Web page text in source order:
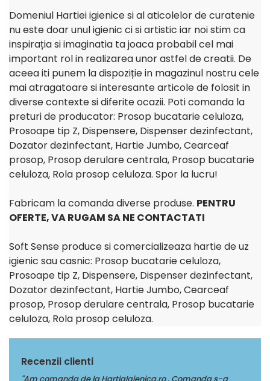
Domeniul Hartiei igienice si al aticolelor de curatenie
nu este doar unul igienic ci si artistic iar noi stim ca
inspirația si imaginatia ta joaca probabil cel mai
important rol in realizarea unor astfel de creatii. De
aceea iti punem la dispoziție in magazinul nostru cele
mai atragatoare si interesante articole de folosit in
diverse contexte si diferite ocazii. Poti comanda la
preturi de producator: Prosop bucatarie celuloza,
Prosoape tip Z, Dispensere, Dispenser dezinfectant,
Dozator dezinfectant, Hartie Jumbo, Cearceaf
prosop, Prosop derulare centrala, Prosop bucatarie
celuloza, Rola prosop celuloza. Spor la lucru!
Fabricam la comanda diverse produse. PENTRU
OFERTE, VA RUGAM SA NE CONTACTATI
Soft Sense produce si comercializeaza hartie de uz
igienic sau casnic: Prosop bucatarie celuloza,
Prosoape tip Z, Dispensere, Dispenser dezinfectant,
Dozator dezinfectant, Hartie Jumbo, Cearceaf
prosop, Prosop derulare centrala, Prosop bucatarie
celuloza, Rola prosop celuloza.
Recenzii clienti